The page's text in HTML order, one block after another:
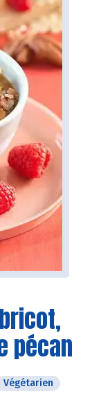
pécan
Végétarien